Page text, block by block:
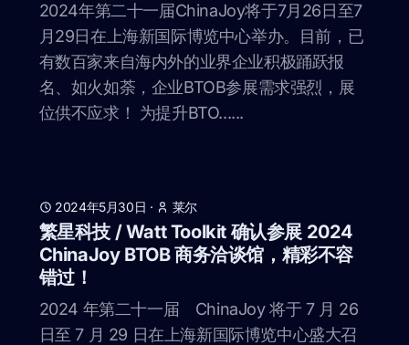
2024年第二十一届ChinaJoy将于7月26日至7
月29日在上海新国际博览中心举办。目前，已
有数百家来自海内外的业界企业积极踊跃报
名、如火如荼，企业BTOB参展需求强烈，展
位供不应求！ 为提升BTO......
2024年5月30日 · 莱尔
繁星科技 / Watt Toolkit 确认参展 2024
ChinaJoy BTOB 商务洽谈馆，精彩不容
错过！
2024 年第二十一届 ChinaJoy 将于 7 月 26
日至 7 月 29 日在上海新国际博览中心盛大召